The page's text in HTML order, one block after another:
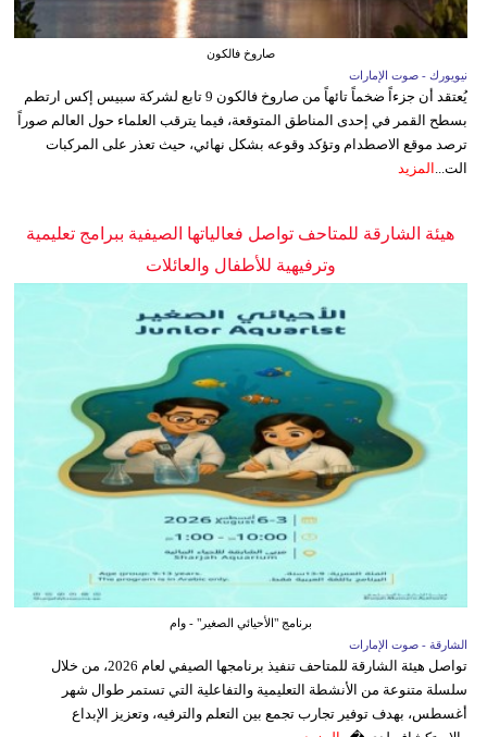
صاروخ فالكون
نيويورك - صوت الإمارات
يُعتقد أن جزءاً ضخماً تائهاً من صاروخ فالكون 9 تابع لشركة سبيس إكس ارتطم
بسطح القمر في إحدى المناطق المتوقعة، فيما يترقب العلماء حول العالم صوراً
ترصد موقع الاصطدام وتؤكد وقوعه بشكل نهائي، حيث تعذر على المركبات
الت...
المزيد
هيئة الشارقة للمتاحف تواصل فعالياتها الصيفية ببرامج تعليمية
وترفيهية للأطفال والعائلات
برنامج "الأحيائي الصغير" - وام
الشارقة - صوت الإمارات
تواصل هيئة الشارقة للمتاحف تنفيذ برنامجها الصيفي لعام 2026، من خلال
سلسلة متنوعة من الأنشطة التعليمية والتفاعلية التي تستمر طوال شهر
أغسطس، بهدف توفير تجارب تجمع بين التعلم والترفيه، وتعزيز الإبداع